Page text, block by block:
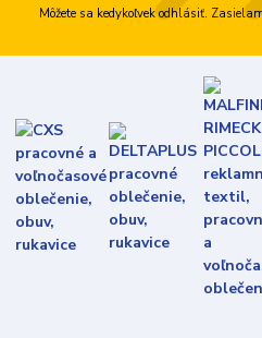
Môžete sa kedykoľvek odhlásiť.